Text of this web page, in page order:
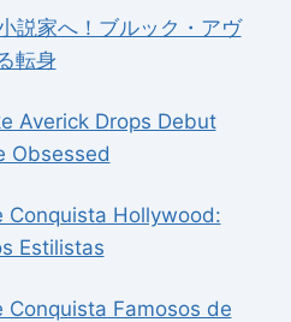
説家へ！ブルック・アヴ
転身
Averick Drops Debut
Obsessed
Conquista Hollywood:
Estilistas
Conquista Famosos de